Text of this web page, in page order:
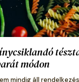
módon
mindig áll